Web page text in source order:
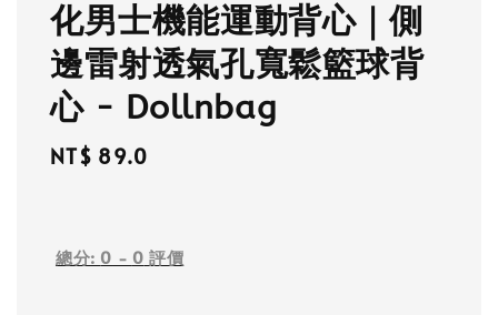
化男士機能運動背心｜側
邊雷射透氣孔寬鬆籃球背
心 - Dollnbag
Regular
NT$ 89.0
總分: 0 - 0 評價